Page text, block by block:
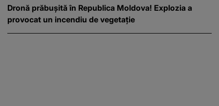
Dronă prăbușită în Republica Moldova! Explozia a
provocat un incendiu de vegetație